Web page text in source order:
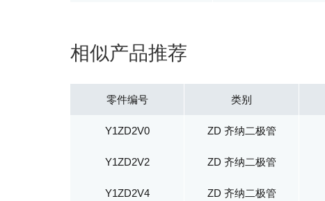
相似产品推荐
零件编号 类别
Y1ZD2V0 ZD 齐纳二极管
Y1ZD2V2 ZD 齐纳二极管
Y1ZD2V4 ZD 齐纳二极管